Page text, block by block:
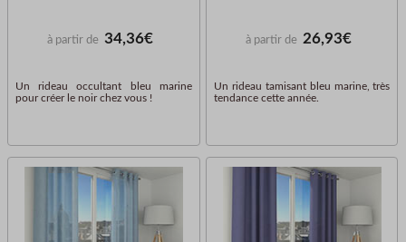
à partir de 34,36€
Un rideau occultant bleu marine
pour créer le noir chez vous !
à partir de 26,93€
Un rideau tamisant bleu marine, très
tendance cette année.